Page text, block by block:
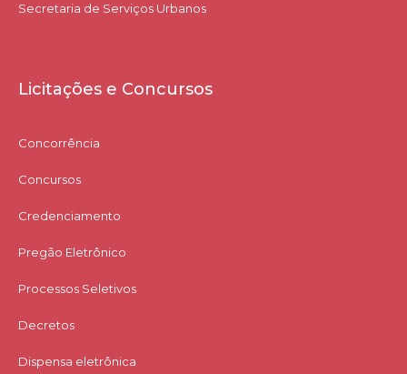
Secretaria de Serviços Urbanos
Licitações e Concursos
Concorrência
Concursos
Credenciamento
Pregão Eletrônico
Processos Seletivos
Decretos
Dispensa eletrônica